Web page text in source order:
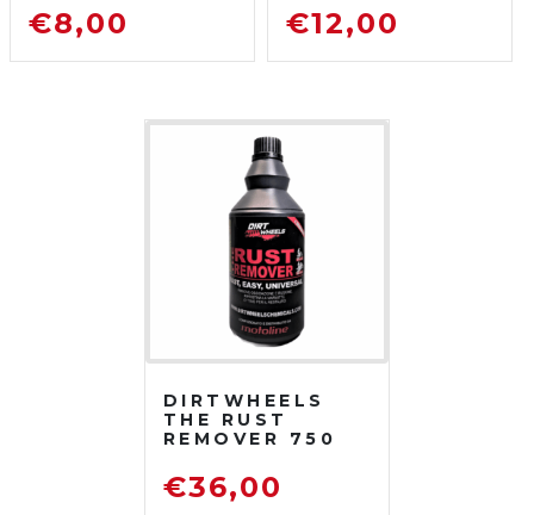
SGRASSATORE
DETERGENTE
€8,00
750 ML
SGRASSATORE
€12,00
DIRTWHEELS
THE RUST
REMOVER 750
DISOSSIDANTE
RIMUOVI
€36,00